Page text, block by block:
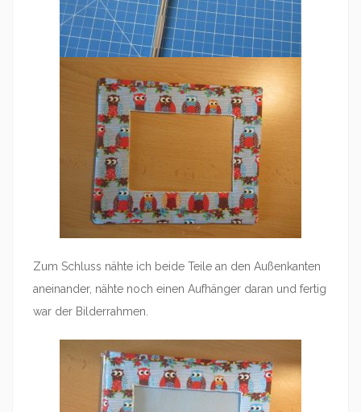
Zum Schluss nähte ich beide Teile an den Außenkanten
aneinander, nähte noch einen Aufhänger daran und fertig
war der Bilderrahmen.